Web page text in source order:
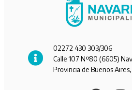
02272 430 303/306
Calle 107 Nº80 (6605)
Provincia de Buenos